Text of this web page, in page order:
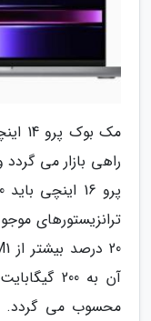
راهی بازار می
محسوب می گردد.